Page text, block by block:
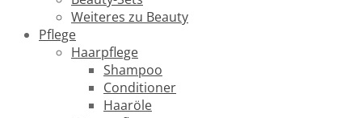
Weiteres zu Beauty
Pflege
Haarpflege
Shampoo
Conditioner
Haaröle